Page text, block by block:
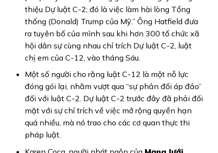
thiệu Dự luật C-2; đó là việc làm hài lòng Tổng
thống (Donald) Trump của Mỹ.” Ông Hatfield đưa
ra tuyên bố của mình sau khi hơn 300 tổ chức xã
hội dân sự cùng nhau chỉ trích Dự luật C-2, luật
chị em của C-12, vào tháng Sáu.
Một số người cho rằng luật C-12 là một nỗ lực
đóng gói lại, nhằm vượt qua “sự phản đối áp đảo”
đối với luật C-2. Dự luật C-2 trước đây đã phải đối
mặt với sự chỉ trích về việc mở rộng quyền hạn
quá nhiều, mà nó trao cho các cơ quan thực thi
pháp luật.